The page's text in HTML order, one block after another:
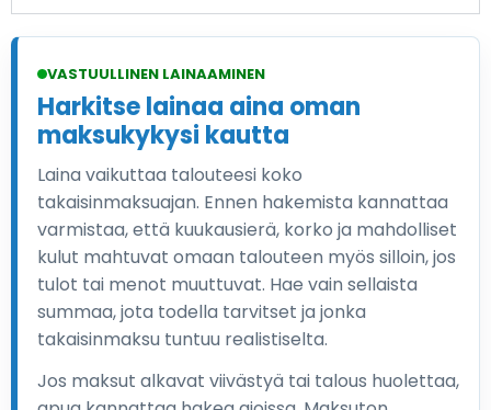
VASTUULLINEN LAINAAMINEN
Harkitse lainaa aina oman
maksukykysi kautta
Laina vaikuttaa talouteesi koko
takaisinmaksuajan. Ennen hakemista kannattaa
varmistaa, että kuukausierä, korko ja mahdolliset
kulut mahtuvat omaan talouteen myös silloin, jos
tulot tai menot muuttuvat. Hae vain sellaista
summaa, jota todella tarvitset ja jonka
takaisinmaksu tuntuu realistiselta.
Jos maksut alkavat viivästyä tai talous huolettaa,